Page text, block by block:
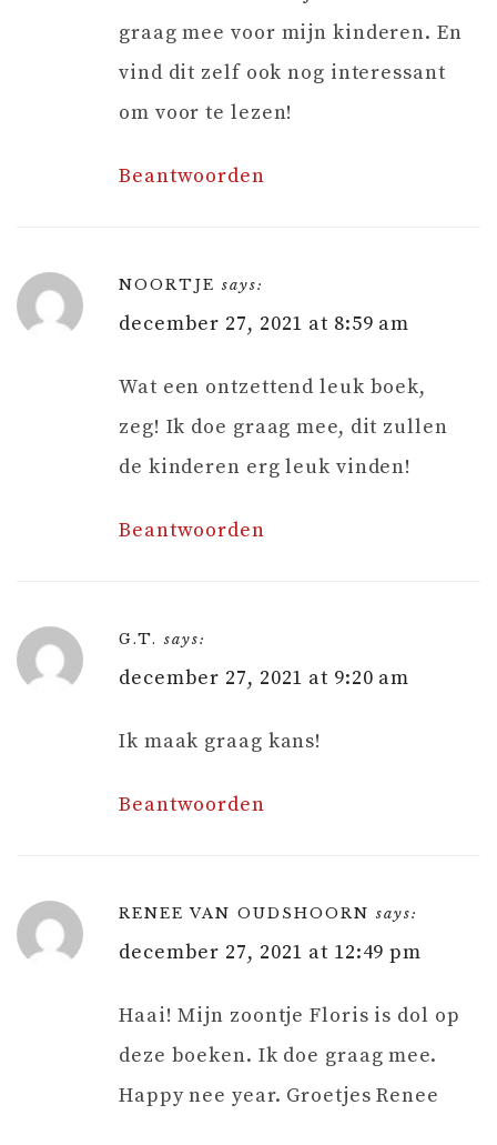
graag mee voor mijn kinderen. En
vind dit zelf ook nog interessant
om voor te lezen!
Beantwoorden
NOORTJE says:
december 27, 2021 at 8:59 am
Wat een ontzettend leuk boek,
zeg! Ik doe graag mee, dit zullen
de kinderen erg leuk vinden!
Beantwoorden
G.T. says:
december 27, 2021 at 9:20 am
Ik maak graag kans!
Beantwoorden
RENEE VAN OUDSHOORN says:
december 27, 2021 at 12:49 pm
Haai! Mijn zoontje Floris is dol op
deze boeken. Ik doe graag mee.
Happy nee year. Groetjes Renee